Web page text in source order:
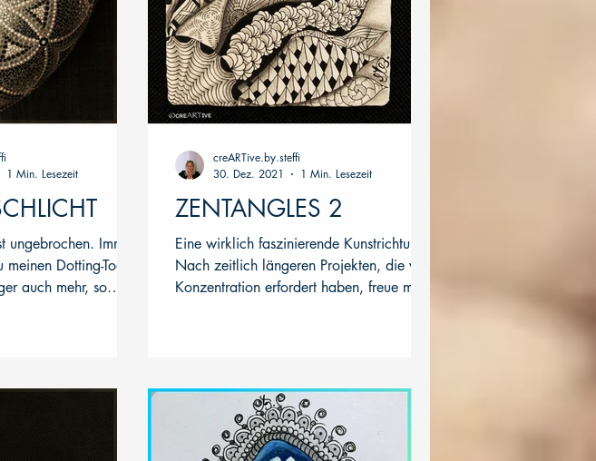
ungebrochen. Immer
Dotting-Tools.
auch mehr, so
1 Min. Lesezeit
ZENTANGLES 2
Eine wirklich faszinierende Kunstrichtung.
Nach zeitlich längeren Projekten, die viel
Konzentration erfordert haben, freue mich
creARTive.by.steffi
30. Dez. 2021
1 Min. Lesezeit